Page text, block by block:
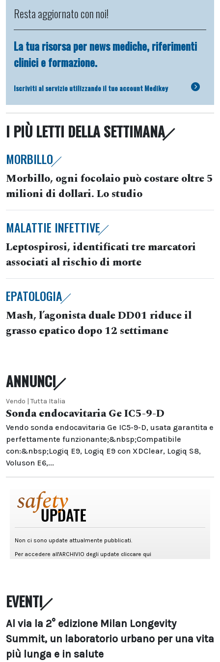
Resta aggiornato con noi!
La tua risorsa per news mediche, riferimenti
clinici e formazione.
Iscriviti al servizio utilizzando il tuo account Medikey
I PIÙ LETTI DELLA SETTIMANA
MORBILLO
Morbillo, ogni focolaio può costare oltre 5
milioni di dollari. Lo studio
MALATTIE INFETTIVE
Leptospirosi, identificati tre marcatori
associati al rischio di morte
EPATOLOGIA
Mash, l’agonista duale DD01 riduce il
grasso epatico dopo 12 settimane
ANNUNCI
Vendo | Tutta Italia
Sonda endocavitaria Ge IC5-9-D
Vendo sonda endocavitaria Ge IC5-9-D, usata garantita e
perfettamente funzionante;&nbsp;Compatibile
con:&nbsp;Logiq E9, Logiq E9 con XDClear, Logiq S8,
Voluson E6,...
EVENTI
Al via la 2° edizione Milan Longevity
Summit, un laboratorio urbano per una vita
più lunga e in salute